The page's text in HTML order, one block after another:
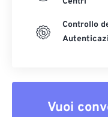
Controllo
Vuoi